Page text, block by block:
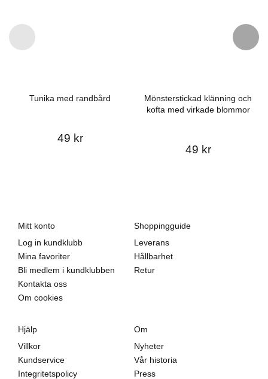
Tunika med randbård
49 kr
Mönsterstickad klänning och
kofta med virkade blommor
49 kr
Mitt konto
Log in kundklubb
Mina favoriter
Bli medlem i kundklubben
Kontakta oss
Om cookies
Shoppingguide
Leverans
Hållbarhet
Retur
Hjälp
Villkor
Kundservice
Integritetspolicy
Om
Nyheter
Vår historia
Press